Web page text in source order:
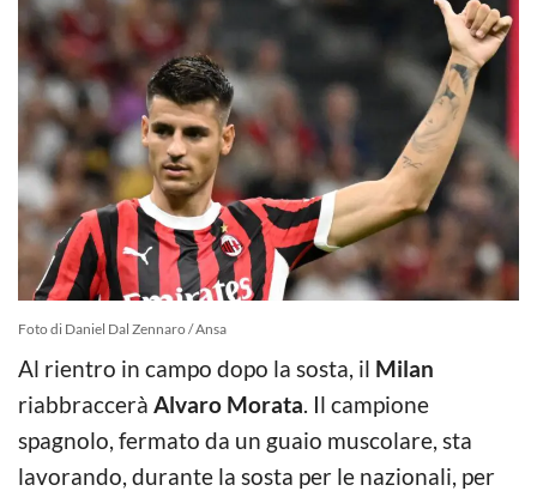
Foto di Daniel Dal Zennaro / Ansa
Al rientro in campo dopo la sosta, il Milan
riabbraccerà Alvaro Morata. Il campione
spagnolo, fermato da un guaio muscolare, sta
lavorando, durante la sosta per le nazionali, per